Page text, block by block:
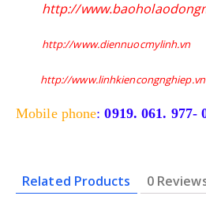
http://
http://www.diennuocmylinh.vn
http://www.linhkiencongnghiep.vn
Mobile phone:0919. 061. 977-
Related Products 0